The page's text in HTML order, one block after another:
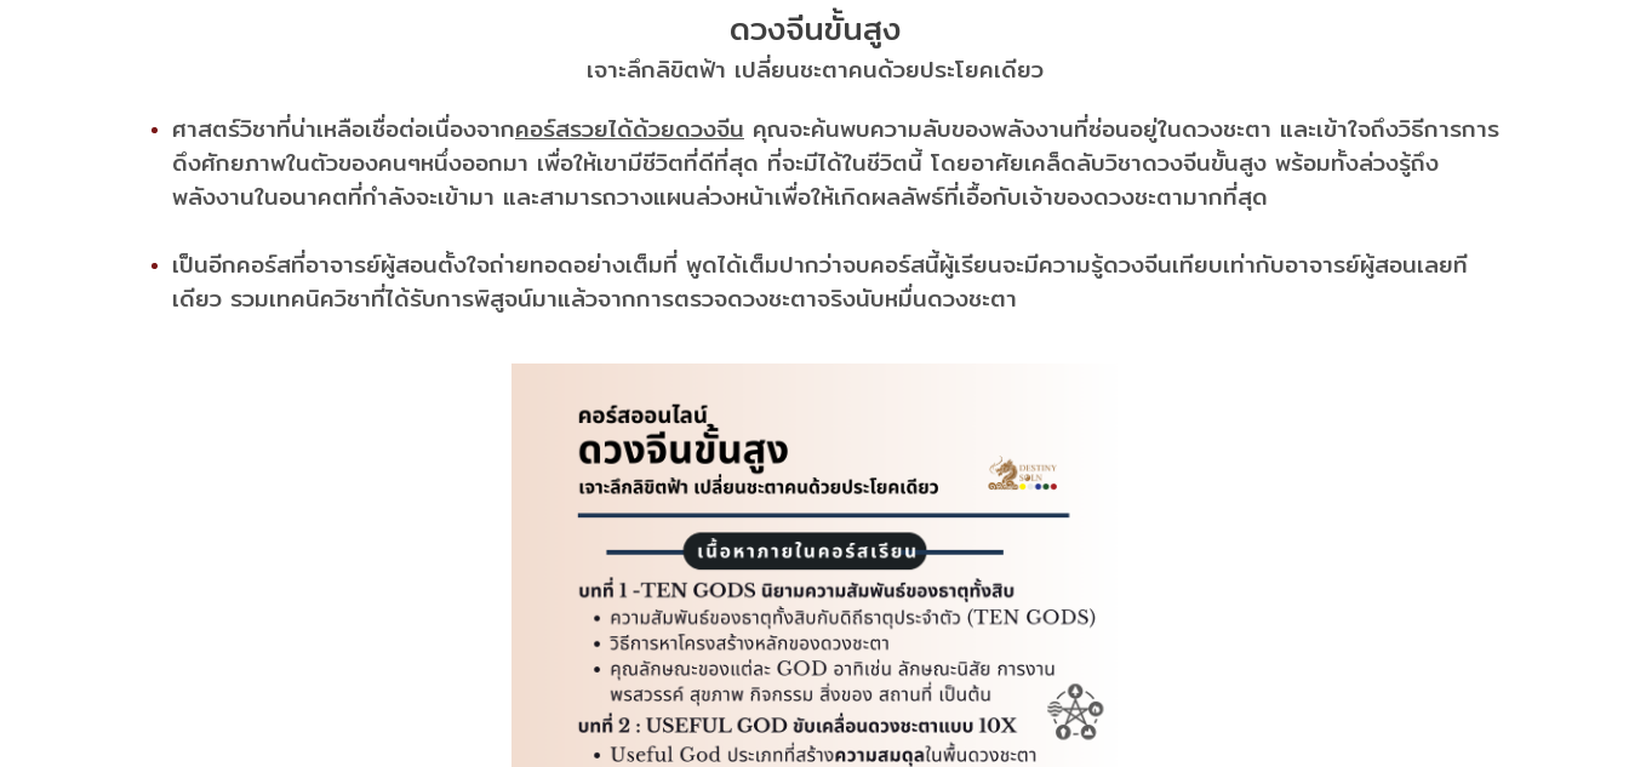
ดวงจีนขั้นสูง
เจาะลึกลิขิตฟ้า เปลี่ยนชะตาคนด้วยประโยคเดียว
ศาสตร์วิชาที่น่าเหลือเชื่อต่อเนื่องจากคอร์สรวยได้ด้วยดวงจีน คุณจะค้นพบความลับของพลังงานที่ซ่อนอยู่ในดวงชะตา และเข้าใจถึงวิธีการการ
ดึงศักยภาพในตัวของคนๆหนึ่งออกมา เพื่อให้เขามีชีวิตที่ดีที่สุด ที่จะมีได้ในชีวิตนี้ โดยอาศัยเคล็ดลับวิชาดวงจีนขั้นสูง พร้อมทั้งล่วงรู้ถึง
พลังงานในอนาคตที่กำลังจะเข้ามา และสามารถวางแผนล่วงหน้าเพื่อให้เกิดผลลัพธ์ที่เอื้อกับเจ้าของดวงชะตามากที่สุด
เป็นอีกคอร์สที่อาจารย์ผู้สอนตั้งใจถ่ายทอดอย่างเต็มที่ พูดได้เต็มปากว่าจบคอร์สนี้ผู้เรียนจะมีความรู้ดวงจีนเทียบเท่ากับอาจารย์ผู้สอนเลยที
เดียว รวมเทคนิควิชาที่ได้รับการพิสูจน์มาแล้วจากการตรวจดวงชะตาจริงนับหมื่นดวงชะตา